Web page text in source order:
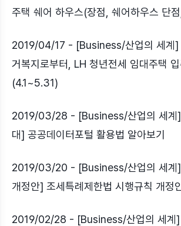
주택 쉐어 하우스(장점, 쉐어하우스 단
2019/04/17 - [Business/산업의 세계]
거복지로부터, LH 청년전세 임대주택
(4.1~5.31)
2019/03/28 - [Business/산업의 세계]
대] 공공데이터포털 활용법 알아보기
2019/03/20 - [Business/산업의 세계
개정안] 조세특례제한법 시행규칙 개정
2019/02/28 - [Business/산업의 세계]